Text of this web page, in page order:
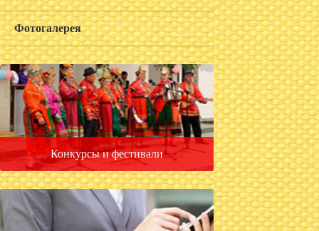
Фотогалерея
Конкурсы и фестивали